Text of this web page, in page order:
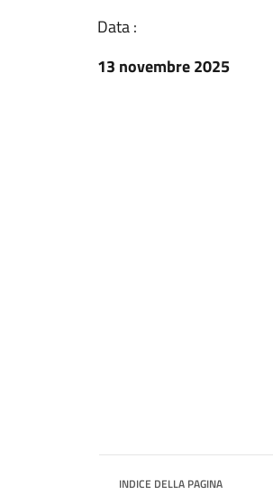
Data :
13 novembre 2025
INDICE DELLA PAGINA